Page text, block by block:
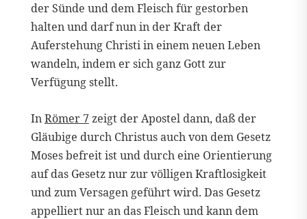
der Sünde und dem Fleisch für gestorben
halten und darf nun in der Kraft der
Auferstehung Christi in einem neuen Leben
wandeln, indem er sich ganz Gott zur
Verfügung stellt.
InRömer 7 zeigt der Apostel dann, daß der
Gläubige durch Christus auch von dem Gesetz
Moses befreit ist und durch eine Orientierung
auf das Gesetz nur zur völligen Kraftlosigkeit
und zum Versagen geführt wird. Das Gesetz
appelliert nur an das Fleisch und kann dem